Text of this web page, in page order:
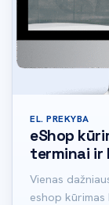
EL. PREKYBA
eShop
terminai ir
Vienas
eshop